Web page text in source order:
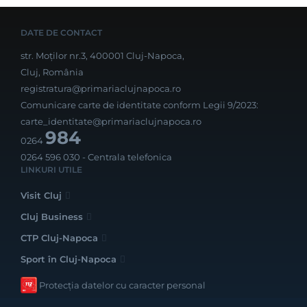
DATE DE CONTACT
str. Moților nr.3, 400001 Cluj-Napoca,
Cluj, România
registratura@primariaclujnapoca.ro
Comunicare carte de identitate conform Legii 9/2023:
carte_identitate@primariaclujnapoca.ro
0264984
0264 596 030 - Centrala telefonica
LINKURI UTILE
Visit Cluj
Cluj Business
CTP Cluj-Napoca
Sport în Cluj-Napoca
Protecția datelor cu caracter personal